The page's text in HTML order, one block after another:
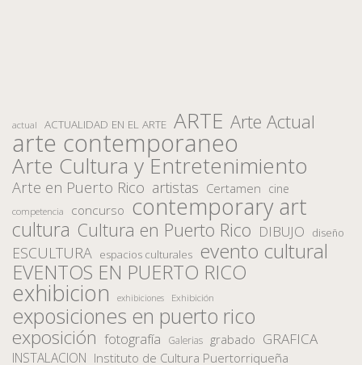
actual ACTUALIDAD EN EL ARTE ARTE Arte Actual
arte contemporaneo
Arte Cultura y Entretenimiento
Arte en Puerto Rico artistas Certamen cine
competencia concurso contemporary art
cultura Cultura en Puerto Rico DIBUJO diseño
ESCULTURA espacios culturales evento cultural
EVENTOS EN PUERTO RICO
exhibicion exhibiciones Exhibición
exposiciones en puerto rico
exposición fotografía Galerias grabado GRAFICA
INSTALACION Instituto de Cultura Puertorriqueña